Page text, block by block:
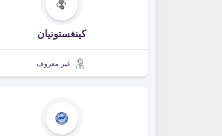
كينغستونيان
غير معروف